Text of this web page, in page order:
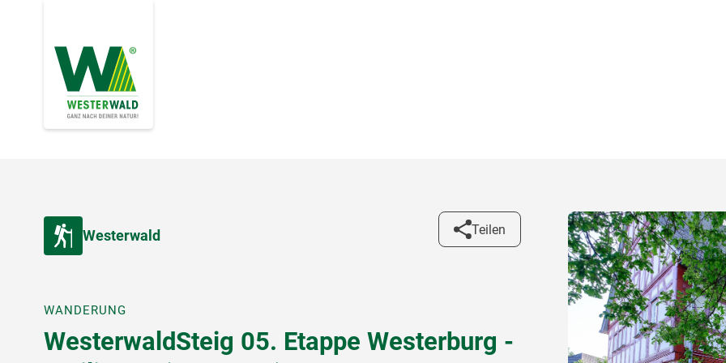
Westerwald Teilen
WANDERUNG
WesterwaldSteig 05. Etappe Westerburg -